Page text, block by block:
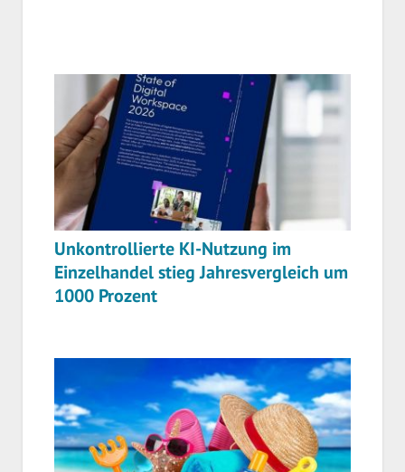
Unkontrollierte KI-Nutzung im
Einzelhandel stieg Jahresvergleich um
1000 Prozent